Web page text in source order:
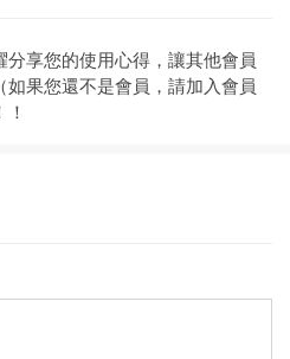
享您的使用心得，讓其他會員
果您還不是會員，請加入會員